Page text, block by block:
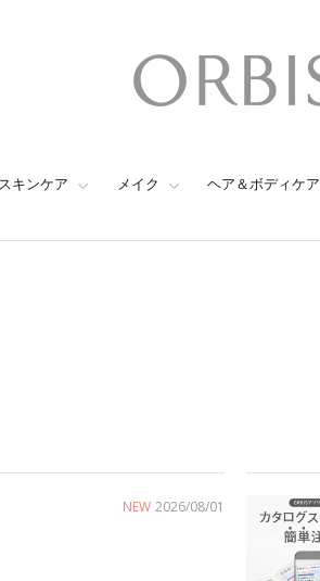
スキンケア メイク ヘア＆ボディケア
NEW 2026/08/01